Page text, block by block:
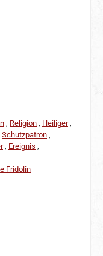
, Religion , Heiliger,
Schutzpatron ,
, Ereignis ,
Fridolin